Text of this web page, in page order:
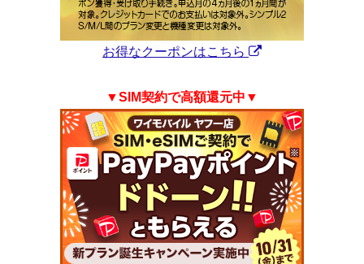
お得なクーポンはこちら
▼SIM契約で高額還元中▼